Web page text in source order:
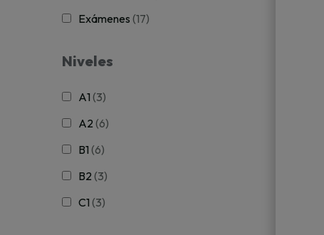
Exámenes (17)
Niveles
A1 (3)
A2 (6)
B1 (6)
B2 (3)
C1 (3)